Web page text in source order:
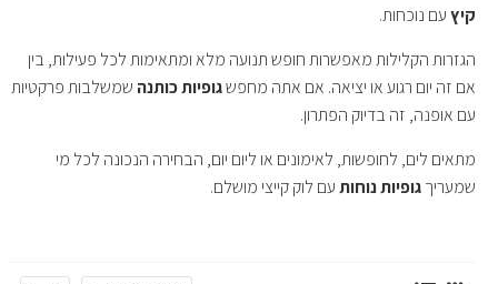
קיץעם נוכחות.
הגזרות הקלילות מאפשרות חופש תנועה מלא ומתאימות לכל פעילות, בין
אם זה יום רגוע או יציאה. אם אתה מחפשגופיות כותנה שמשלבות פרקטיות
עם אופנה, זה בדיוק הפתרון.
מתאים לים, לחופשות, לאימונים או ליום יום, הבחירה הנכונה לכל מי
שמעריךגופיות נוחותעם לוק קייצי מושלם.